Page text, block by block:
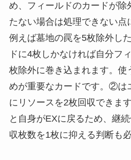
め、フィールドのカードが除
たない場合は処理できない点
例えば墓地の罠を5枚除外し
ドに4枚しかなければ自分フ
枚除外に巻き込まれます。使
めが重要なカードです。②は
にリソースを2枚回収できま
と自身がEXに戻るため、継
収枚数を1枚に抑える判断も必